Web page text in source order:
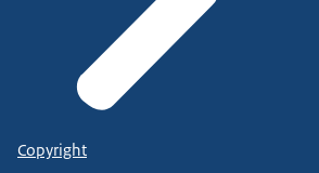
Copyright